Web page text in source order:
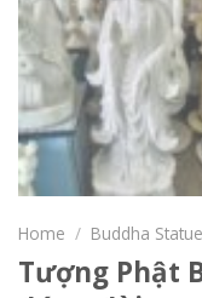
Home / Buddha Statue
Tượng Phật